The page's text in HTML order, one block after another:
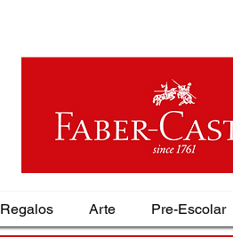
Regalos Arte Pre-Escolar